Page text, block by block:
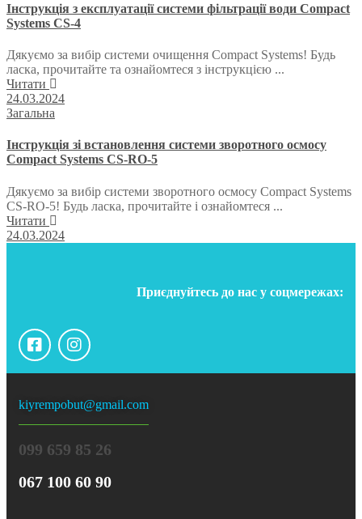
Інструкція з експлуатації системи фільтрації води Compact
Systems CS-4
Дякуємо за вибір системи очищення Compact Systems! Будь
ласка, прочитайте та ознайомтеся з інструкцією ...
Читати
24.03.2024
Загальна
Інструкція зі встановлення системи зворотного осмосу
Compact Systems CS-RO-5
Дякуємо за вибір системи зворотного осмосу Compact Systems
CS-RO-5! Будь ласка, прочитайте і ознайомтеся ...
Читати
24.03.2024
Приєднуйтесь до нас у соцмережах:
kiyrempobut@gmail.com
099 659 85 26
067 100 60 90